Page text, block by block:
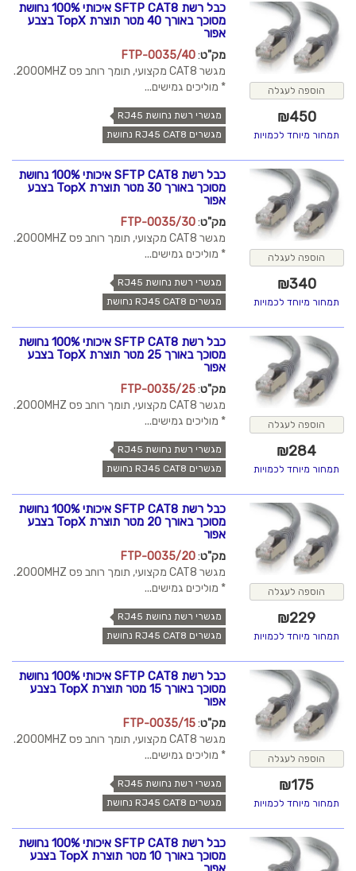
הוספה לעגלה
₪450
תמחור מיוחד לכמויות
כבל רשת SFTP CAT8 איכותי 100% נחושת
מסוכך באורך 40 מטר תוצרת TopX בצבע
אפור
מק"ט:
FTP-0035/40
מגשר CAT8 מקצועי, תומך רוחב פס 2000MHZ.
* מוליכים גמישים...
מגשרי רשת נחושת RJ45
מגשרים RJ45 CAT8 נחושת
הוספה לעגלה
₪340
תמחור מיוחד לכמויות
כבל רשת SFTP CAT8 איכותי 100% נחושת
מסוכך באורך 30 מטר תוצרת TopX בצבע
אפור
מק"ט:
FTP-0035/30
מגשר CAT8 מקצועי, תומך רוחב פס 2000MHZ.
* מוליכים גמישים...
מגשרי רשת נחושת RJ45
מגשרים RJ45 CAT8 נחושת
הוספה לעגלה
₪284
תמחור מיוחד לכמויות
כבל רשת SFTP CAT8 איכותי 100% נחושת
מסוכך באורך 25 מטר תוצרת TopX בצבע
אפור
מק"ט:
FTP-0035/25
מגשר CAT8 מקצועי, תומך רוחב פס 2000MHZ.
* מוליכים גמישים...
מגשרי רשת נחושת RJ45
מגשרים RJ45 CAT8 נחושת
הוספה לעגלה
₪229
תמחור מיוחד לכמויות
כבל רשת SFTP CAT8 איכותי 100% נחושת
מסוכך באורך 20 מטר תוצרת TopX בצבע
אפור
מק"ט:
FTP-0035/20
מגשר CAT8 מקצועי, תומך רוחב פס 2000MHZ.
* מוליכים גמישים...
מגשרי רשת נחושת RJ45
מגשרים RJ45 CAT8 נחושת
הוספה לעגלה
₪175
תמחור מיוחד לכמויות
כבל רשת SFTP CAT8 איכותי 100% נחושת
מסוכך באורך 15 מטר תוצרת TopX בצבע
אפור
מק"ט:
FTP-0035/15
מגשר CAT8 מקצועי, תומך רוחב פס 2000MHZ.
* מוליכים גמישים...
מגשרי רשת נחושת RJ45
מגשרים RJ45 CAT8 נחושת
כבל רשת SFTP CAT8 איכותי 100% נחושת
מסוכך באורך 10 מטר תוצרת TopX בצבע